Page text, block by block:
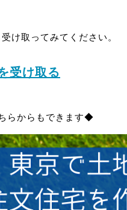
け取ってみてください。
受け取る
らからもできます◆